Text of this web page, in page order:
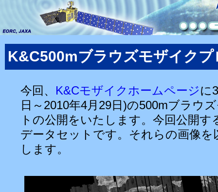
K&C500mブラウズモザイク
今回、 K&Cモザイクホームページに
日～2010年4月29日)の500mブラウ
トの公開をいたします。今回公開す
データセットです。それらの画像を
します。